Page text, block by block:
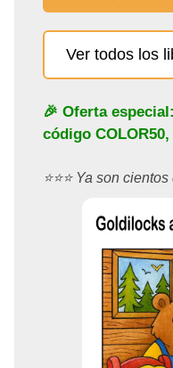
Ver todos los
🎉 Oferta
código COLOR50
⭐️⭐️⭐️ Ya son